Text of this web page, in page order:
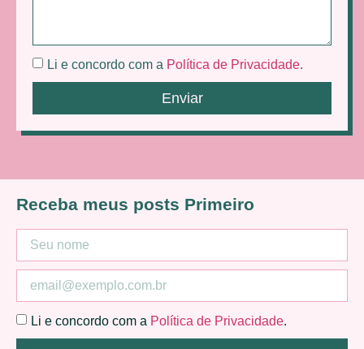
Li e concordo com a Política de Privacidade.
Enviar
Receba meus posts Primeiro
Li e concordo com a Política de Privacidade.